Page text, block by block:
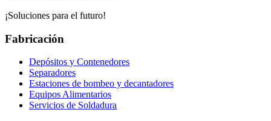
¡Soluciones para el futuro!
Fabricación
Depósitos y Contenedores
Separadores
Estaciones de bombeo y decantadores
Equipos Alimentarios
Servicios de Soldadura